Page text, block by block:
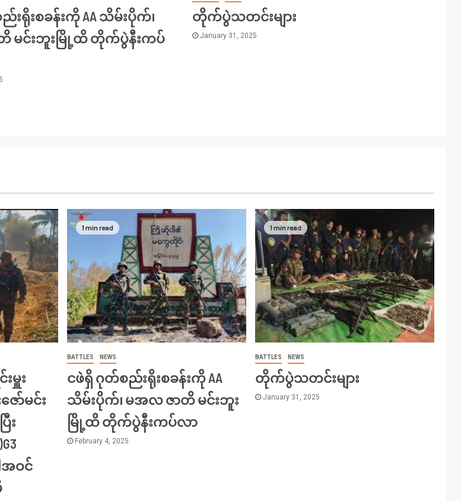
းရိုးစခန်းကို AA သိမ်းပိုက်၊
မင်းဘူးမြို့ထိ တိုက်ပွဲနီးကပ်
တိုက်ပွဲသတင်းများ
January 31, 2025
မှူး
ော်မင်း
း
အဝင်
1 min read
BATTLES NEWS
ငဖဲရှိ ဂုတ်စည်းရိုးစခန်းကို AA
သိမ်းပိုက်၊ မအလ ဇာတိ မင်းဘူး
မြို့ထိ တိုက်ပွဲနီးကပ်လာ
February 4, 2025
1 min read
BATTLES NEWS
တိုက်ပွဲသတင်းများ
January 31, 2025